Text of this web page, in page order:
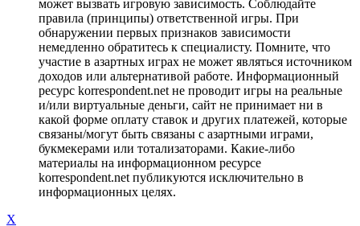
может вызвать игровую зависимость. Соблюдайте
правила (принципы) ответственной игры. При
обнаружении первых признаков зависимости
немедленно обратитесь к специалисту. Помните, что
участие в азартных играх не может являться источником
доходов или альтернативой работе. Информационный
ресурс korrespondent.net не проводит игры на реальные
и/или виртуальные деньги, сайт не принимает ни в
какой форме оплату ставок и других платежей, которые
связаны/могут быть связаны с азартными играми,
букмекерами или тотализаторами. Какие-либо
материалы на информационном ресурсе
korrespondent.net публикуются исключительно в
информационных целях.
X